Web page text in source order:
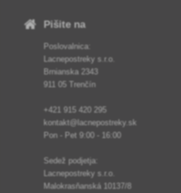
Pišite na
Poslovalnica:
Lacnepostreky s.r.o.
Brnianska 2343
911 05 Trenčín
+421 915 420 295
kontakt@lacnepostreky.sk
Pon - Pet 9:00 - 16:00
Sedež podjetja:
Lacnepostreky s.r.o.
Malokrasňanská 10137/8